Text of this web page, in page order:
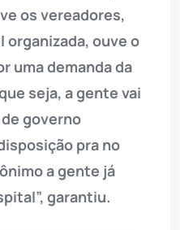
os vereadores,
organizada, ouve o
uma demanda da
seja, a gente vai
governo
pra no
a gente já
garantiu.